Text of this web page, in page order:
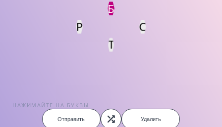
Б
Р
С
Т
НАЖИМАЙТЕ НА БУКВЫ
Отправить Удалить